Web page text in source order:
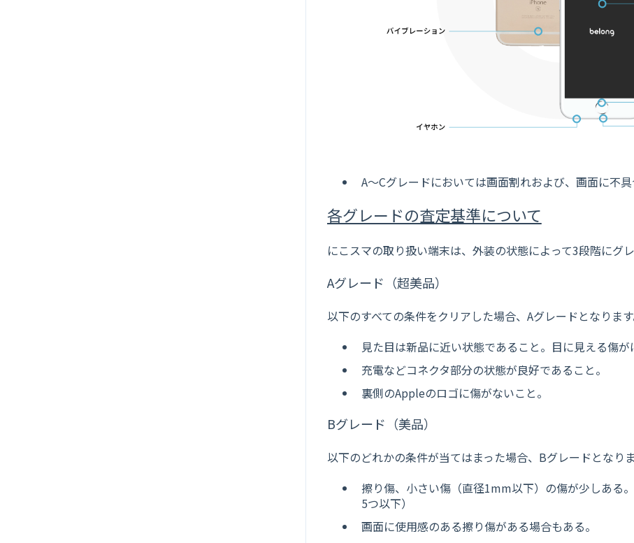
A〜Cグレードにおいては画面割れおよび、画面に不具
各グレードの査定基準について
にこスマの取り扱い端末は、外装の状態によって3段階にグ
Aグレード（超美品）
以下のすべての条件をクリアした場合、Aグレードとなります
見た目は新品に近い状態であること。目に見える傷が
充電などコネクタ部分の状態が良好であること。
裏側のAppleのロゴに傷がないこと。
Bグレード（美品）
以下のどれかの条件が当てはまった場合、Bグレードとなりま
擦り傷、小さい傷（直径1mm以下）の傷が少しある
5つ以下）
画面に使用感のある擦り傷がある場合もある。